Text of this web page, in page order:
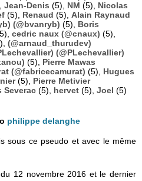
Jean-Denis (5), NM (5), Nicolas
(5), Renaud (5), Alain Raynaud
(@bvanryb) (5), Boris
cedric naux (@cnaux) (5),
(@arnaud_thurudev)
(@PLechevallier)
(5), Pierre Mawas
(@fabricecamurat) (5), Hugues
(5), Pierre Metivier
Severac (5), hervet (5), Joel (5)
philippe delanghe
sous ce pseudo et avec le même
12 novembre 2016 et le dernier